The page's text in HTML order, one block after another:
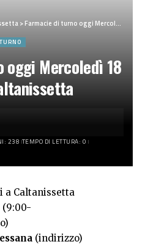
>Farmacie di turno oggi Mercoledì 18 Giugno 2025 a Caltanissetta
oggi Mercoledì 18
238 TEMPO DI LETTURA: 0
a Caltanissetta
(9:00-
(indirizzo)